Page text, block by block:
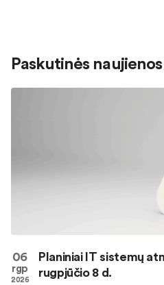
Paskutinės naujienos
06
rgp
2026
Planiniai IT sistemų
rugpjūčio 8 d.